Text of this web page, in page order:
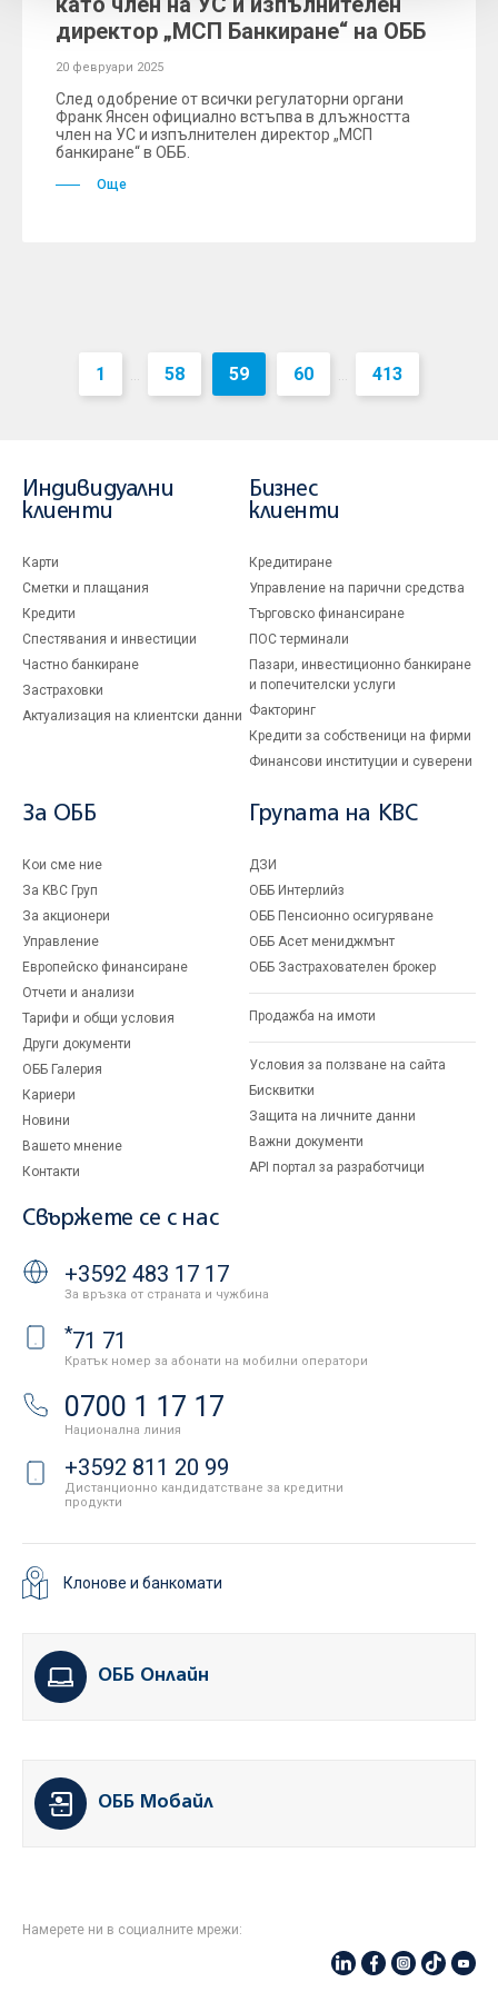
директор „МСП Банкиране“ на ОББ
20 февруари 2025
След одобрение от всички регулаторни органи
Франк Янсен официално встъпва в длъжността
член на УС и изпълнителен директор „МСП
банкиране“ в ОББ.
Още
1 ... 58 59 60 ... 413
Индивидуални
клиенти
Карти
Сметки и плащания
Кредити
Спестявания и инвестиции
Частно банкиране
Застраховки
Актуализация на клиентски данни
Бизнес
клиенти
Кредитиране
Управление на парични средства
Търговско финансиране
ПОС терминали
Пазари, инвестиционно банкиране
и попечителски услуги
Факторинг
Кредити за собственици на фирми
Финансови институции и суверени
За ОББ
Кои сме ние
За KBC Груп
За акционери
Управление
Европейско финансиране
Отчети и анализи
Тарифи и общи условия
Други документи
ОББ Галерия
Кариери
Новини
Вашето мнение
Контакти
Групата на KBC
ДЗИ
ОББ Интерлийз
ОББ Пенсионно осигуряване
ОББ Асет мениджмънт
ОББ Застрахователен брокер
Продажба на имоти
Условия за ползване на сайта
Бисквитки
Защита на личните данни
Важни документи
API портал за разработчици
Свържете се с нас
+3592 483 17 17
За връзка от страната и чужбина
*71 71
Кратък номер за абонати на мобилни оператори
0700 1 17 17
Национална линия
+3592 811 20 99
Дистанционно кандидатстване за кредитни
продукти
Клонове и банкомати
ОББ Онлайн
ОББ Мобайл
Намерете ни в социалните мрежи: